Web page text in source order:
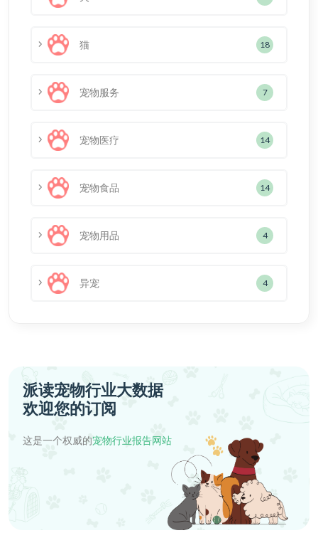
猫 18
宠物服务 7
宠物医疗 14
宠物食品 14
宠物用品 4
异宠 4
派读宠物行业大数据
欢迎您的订阅
这是一个权威的宠物行业报告网站